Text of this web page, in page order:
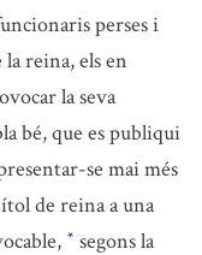
perses i
la reina, els en
la seva
bé, que es publiqui
se mai més
de reina a una
* segons la